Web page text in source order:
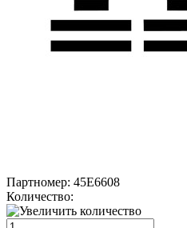
Партномер: 45E6608
Количество: